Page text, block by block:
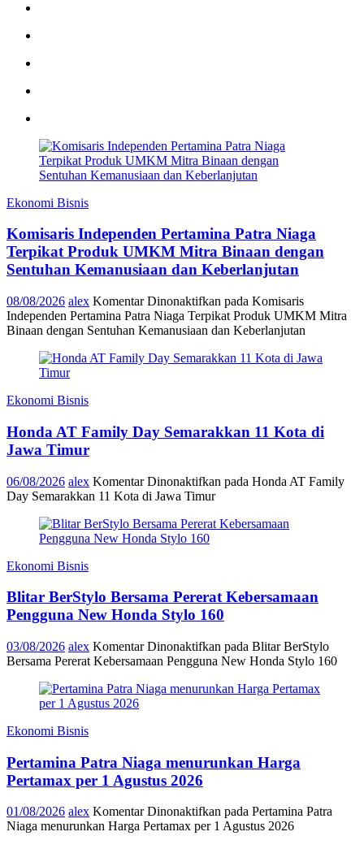
Ekonomi Bisnis
Komisaris Independen Pertamina Patra Niaga
Terpikat Produk UMKM Mitra Binaan dengan
Sentuhan Kemanusiaan dan Keberlanjutan
08/08/2026 alex Komentar Dinonaktifkan pada Komisaris
Independen Pertamina Patra Niaga Terpikat Produk UMKM Mitra
Binaan dengan Sentuhan Kemanusiaan dan Keberlanjutan
Ekonomi Bisnis
Honda AT Family Day Semarakkan 11 Kota di
Jawa Timur
06/08/2026 alex Komentar Dinonaktifkan pada Honda AT Family
Day Semarakkan 11 Kota di Jawa Timur
Ekonomi Bisnis
Blitar BerStylo Bersama Pererat Kebersamaan
Pengguna New Honda Stylo 160
03/08/2026 alex Komentar Dinonaktifkan pada Blitar BerStylo
Bersama Pererat Kebersamaan Pengguna New Honda Stylo 160
Ekonomi Bisnis
Pertamina Patra Niaga menurunkan Harga
Pertamax per 1 Agustus 2026
01/08/2026 alex Komentar Dinonaktifkan pada Pertamina Patra
Niaga menurunkan Harga Pertamax per 1 Agustus 2026